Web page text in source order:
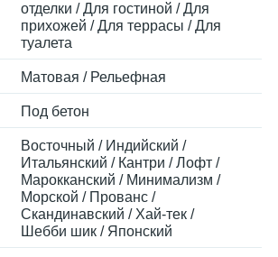
отделки / Для гостиной / Для
прихожей / Для террасы / Для
туалета
Матовая / Рельефная
Под бетон
Восточный / Индийский /
Итальянский / Кантри / Лофт /
Марокканский / Минимализм /
Морской / Прованс /
Скандинавский / Хай-тек /
Шебби шик / Японский